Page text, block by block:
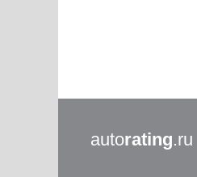
autorating.ru